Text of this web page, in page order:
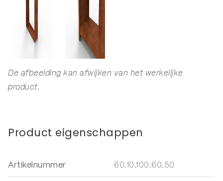
De afbeelding kan afwijken van het werkelijke
product.
Product eigenschappen
Artikelnummer 60.10.100.60.50